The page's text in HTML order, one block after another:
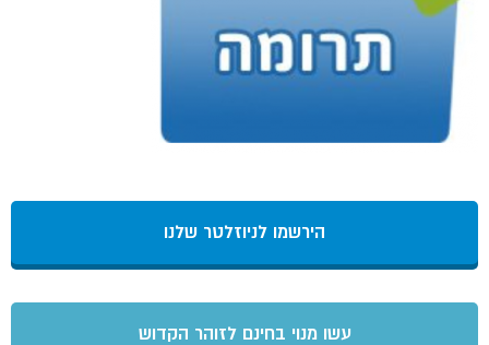
הירשמו לניוזלטר שלנו
עשו מנוי בחינם לזוהר הקדוש